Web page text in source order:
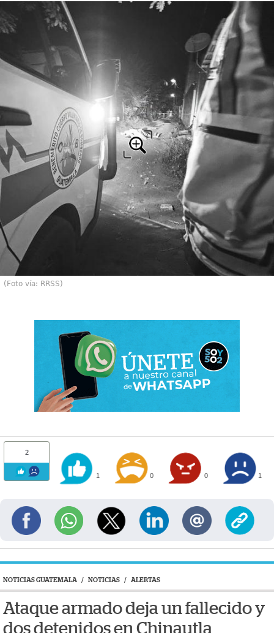
(Foto vía: RRSS)
2
1 0 0 1
NOTICIAS GUATEMALA / NOTICIAS / ALERTAS
Ataque armado deja un fallecido y
dos detenidos en Chinautla